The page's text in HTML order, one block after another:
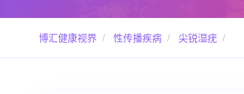
博汇健康视界 / 性传播疾病 / 尖锐湿疣 /